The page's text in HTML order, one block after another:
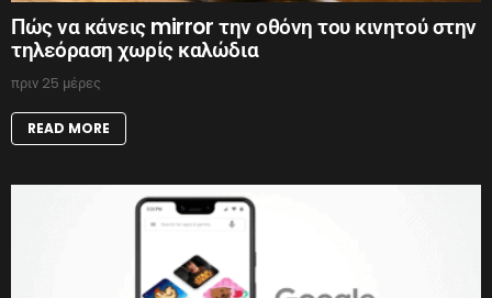
Πώς να κάνεις mirror την οθόνη του κινητού στην
τηλεόραση χωρίς καλώδια
πριν 25 μέρες
READ MORE